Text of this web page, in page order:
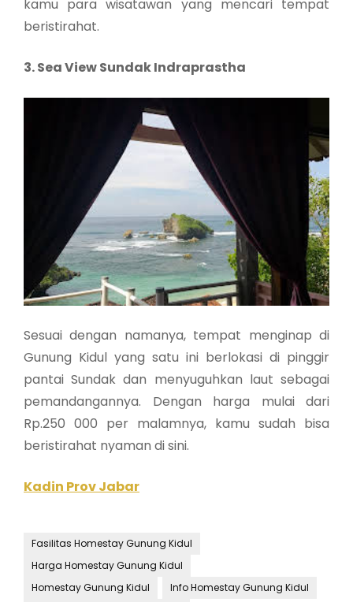
kamu para wisatawan yang mencari tempat
beristirahat.
3. Sea View Sundak Indraprastha
Sesuai dengan namanya, tempat menginap di
Gunung Kidul yang satu ini berlokasi di pinggir
pantai Sundak dan menyuguhkan laut sebagai
pemandangannya. Dengan harga mulai dari
Rp.250 000 per malamnya, kamu sudah bisa
beristirahat nyaman di sini.
Kadin Prov Jabar
Fasilitas Homestay Gunung Kidul
Harga Homestay Gunung Kidul
Homestay Gunung Kidul
Info Homestay Gunung Kidul